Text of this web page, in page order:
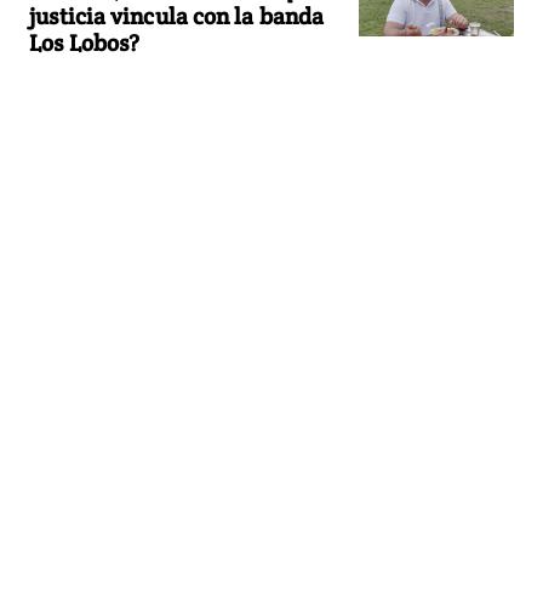
justicia vincula con la banda
Los Lobos?